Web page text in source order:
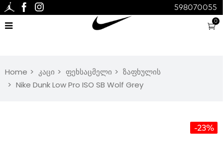
0
598070055
Home კაცი ფეხსაცმელი
ზაფხულის
Nike Dunk Low Pro ISO SB Wolf Grey
-23%